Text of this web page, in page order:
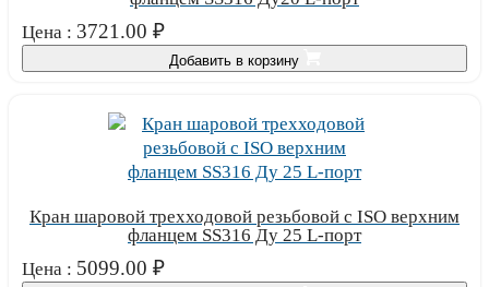
Цена : 3721.00 ₽
Добавить в корзину
Кран шаровой трехходовой резьбовой с ISO верхним
фланцем SS316 Ду 25 L-порт
Цена : 5099.00 ₽